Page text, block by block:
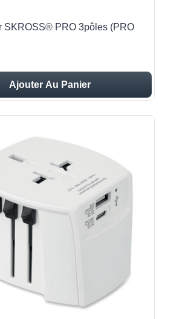
SKROSS® PRO 3pôles (PRO
Ajouter Au Panier